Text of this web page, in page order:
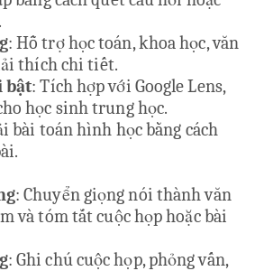
: Hỗ trợ học toán, khoa học, văn
thích chi tiết.
bật: Tích hợp với Google Lens,
học sinh trung học.
bài toán hình học bằng cách
: Chuyển giọng nói thành văn
và tóm tắt cuộc họp hoặc bài
: Ghi chú cuộc họp, phỏng vấn,